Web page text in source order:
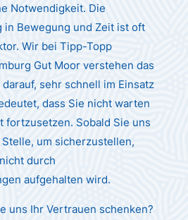
Notwendigkeit. Die
in Bewegung und Zeit ist oft
Wir bei Tipp-Topp
Gut Moor verstehen das
sehr schnell im Einsatz
dass Sie nicht warten
fortzusetzen. Sobald Sie uns
um sicherzustellen,
durch
aufgehalten wird.
uns Ihr Vertrauen schenken?